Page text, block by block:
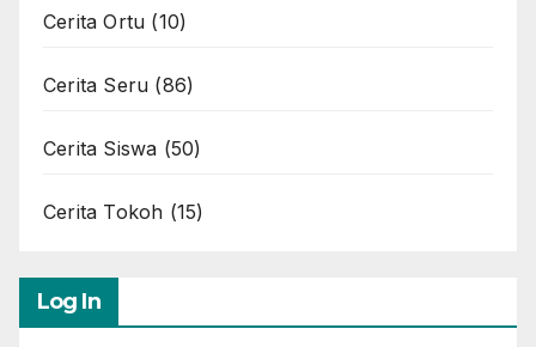
Cerita Ortu (10)
Cerita Seru (86)
Cerita Siswa (50)
Cerita Tokoh (15)
Log In